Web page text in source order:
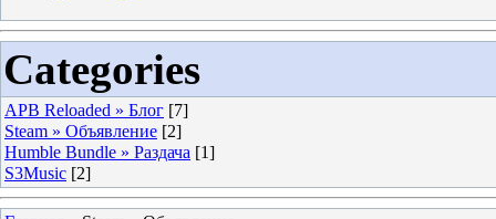
Categories
APB Reloaded » Блог [7]
Steam » Объявление [2]
Humble Bundle » Раздача [1]
S3Music [2]